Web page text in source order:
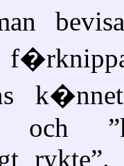
och
rykte .